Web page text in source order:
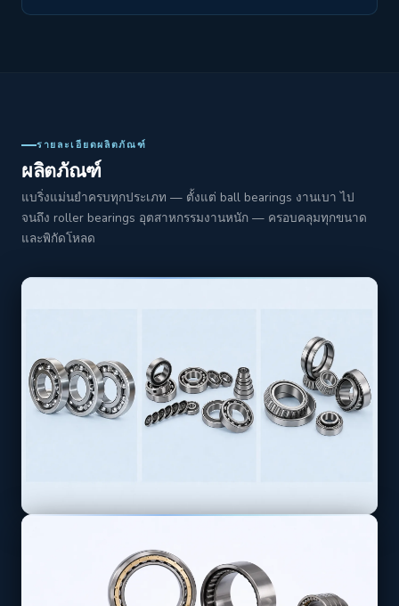
รายละเอียดผลิตภัณฑ์
ผลิตภัณฑ์
แบริ่งแม่นยำครบทุกประเภท — ตั้งแต่ ball bearings งานเบา ไป
จนถึง roller bearings อุตสาหกรรมงานหนัก — ครอบคลุมทุกขนาด
และพิกัดโหลด